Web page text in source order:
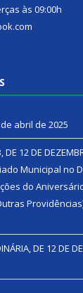
às 09:00h
abril de 2025
DE 12 DE
Municipal no
do
DE 12 DE